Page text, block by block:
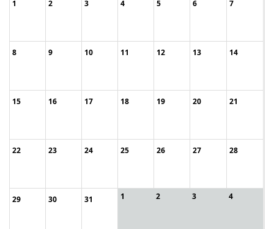
1
2 3 4 5 6 7
8 9 10 11 12 13 14
15 16 17 18 19 20 21
22 23 24 25 26 27 28
29 30 31 1 2 3 4